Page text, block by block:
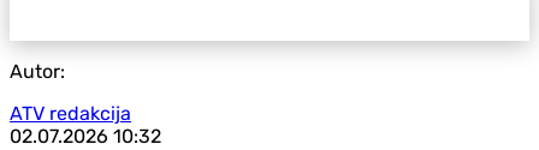
Autor:
ATV redakcija
02.07.2026 10:32